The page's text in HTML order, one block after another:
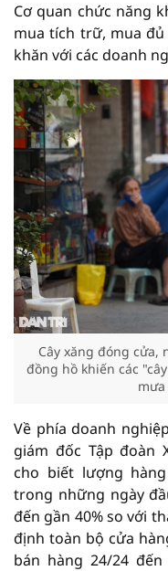
Cơ quan chức năng
mua tích trữ, mua
khăn với các doanh
Cây xăng đóng
đồng hồ khiến các
Về phía doanh
giám đốc Tập đoàn
cho biết lượng
trong những ngày
đến gần 40% so với
định toàn bộ cửa
bán hàng 24/24